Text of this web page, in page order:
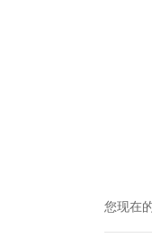
您现在